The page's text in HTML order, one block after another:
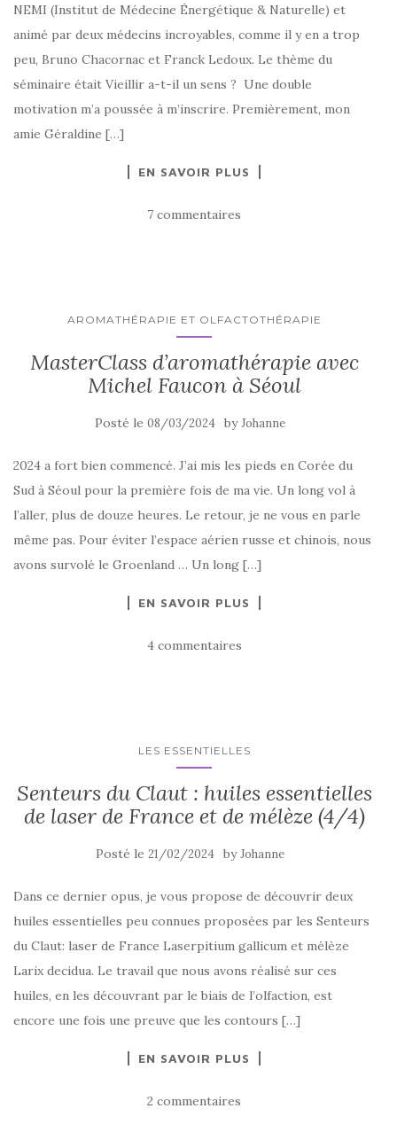
NEMI (Institut de Médecine Énergétique & Naturelle) et
animé par deux médecins incroyables, comme il y en a trop
peu, Bruno Chacornac et Franck Ledoux. Le thème du
séminaire était Vieillir a-t-il un sens ? Une double
motivation m’a poussée à m’inscrire. Premièrement, mon
amie Géraldine […]
EN SAVOIR PLUS
7 commentaires
AROMATHÉRAPIE ET OLFACTOTHÉRAPIE
MasterClass d’aromathérapie avec
Michel Faucon à Séoul
Posté le 08/03/2024 byJohanne
2024 a fort bien commencé. J’ai mis les pieds en Corée du
Sud à Séoul pour la première fois de ma vie. Un long vol à
l’aller, plus de douze heures. Le retour, je ne vous en parle
même pas. Pour éviter l’espace aérien russe et chinois, nous
avons survolé le Groenland … Un long […]
EN SAVOIR PLUS
4 commentaires
LES ESSENTIELLES
Senteurs du Claut : huiles essentielles
de laser de France et de mélèze (4/4)
Posté le 21/02/2024 byJohanne
Dans ce dernier opus, je vous propose de découvrir deux
huiles essentielles peu connues proposées par les Senteurs
du Claut: laser de France Laserpitium gallicum et mélèze
Larix decidua. Le travail que nous avons réalisé sur ces
huiles, en les découvrant par le biais de l’olfaction, est
encore une fois une preuve que les contours […]
EN SAVOIR PLUS
2 commentaires